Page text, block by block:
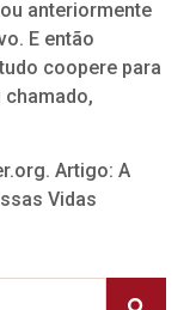
anteriormente
E então
coopere para
chamado,
Artigo: A
Vidas